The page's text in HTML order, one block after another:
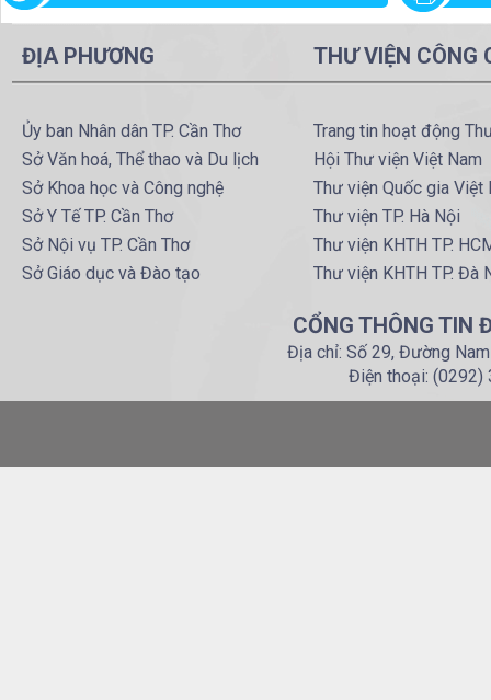
ĐỊA PHƯƠNG
Ủy ban Nhân dân TP. Cần Thơ
Sở Văn hoá, Thể thao và Du lịch
Sở Khoa học và Công nghệ
Sở Y Tế TP. Cần Thơ
Sở Nội vụ TP. Cần Thơ
Sở Giáo dục và Đào tạo
THƯ VIỆN CÔNG
Trang tin hoạt động
Hội Thư viện Việt Nam
Thư viện Quốc gia Việt
Thư viện TP. Hà Nội
Thư viện KHTH TP.
Thư viện KHTH TP. Đà
CỔNG THÔNG TIN
Địa chỉ: Số 29, Đường
Điện thoại: (0292)